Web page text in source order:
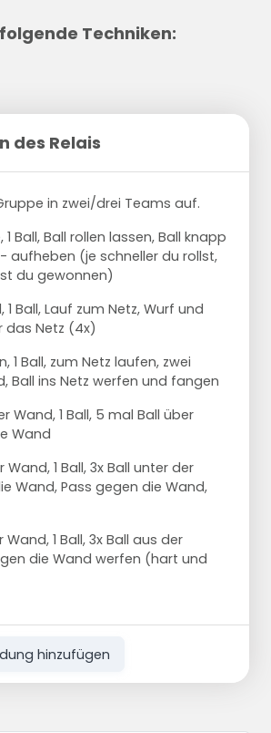
Techniken:
des Relais
in zwei/drei Teams auf.
1 Ball, Ball rollen lassen, Ball knapp
aufheben (je schneller du rollst,
du gewonnen)
1 Ball, Lauf zum Netz, Wurf und
das Netz (4x)
1 Ball, zum Netz laufen, zwei
Ball ins Netz werfen und fangen
Wand, 1 Ball, 5 mal Ball über
Wand
Wand, 1 Ball, 3x Ball unter der
Wand, Pass gegen die Wand,
Wand, 1 Ball, 3x Ball aus der
die Wand werfen (hart und
hinzufügen